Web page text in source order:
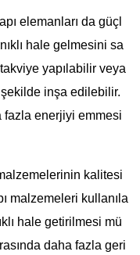
elemanları da güçl
hale gelmesini sa
yapılabilir veya
inşa edilebilir.
fazla enerjiyi emmesi
kalitesi
malzemeleri kullanıla
hale getirilmesi mü
daha fazla geri